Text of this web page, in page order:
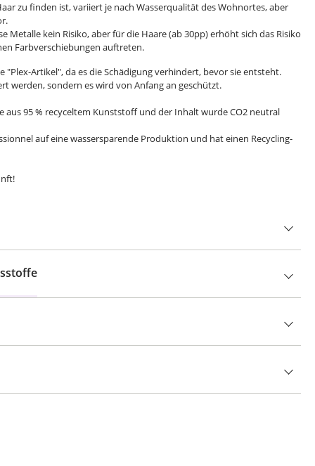
zu finden ist, variiert je nach Wasserqualität des Wohnortes, aber
Metalle kein Risiko, aber für die Haare (ab 30pp) erhöht sich das Risiko
Farbverschiebungen auftreten.
"Plex-Artikel", da es die Schädigung verhindert, bevor sie entsteht.
werden, sondern es wird von Anfang an geschützt.
aus 95 % recyceltem Kunststoff und der Inhalt wurde CO2 neutral
auf eine wassersparende Produktion und hat einen Recycling-